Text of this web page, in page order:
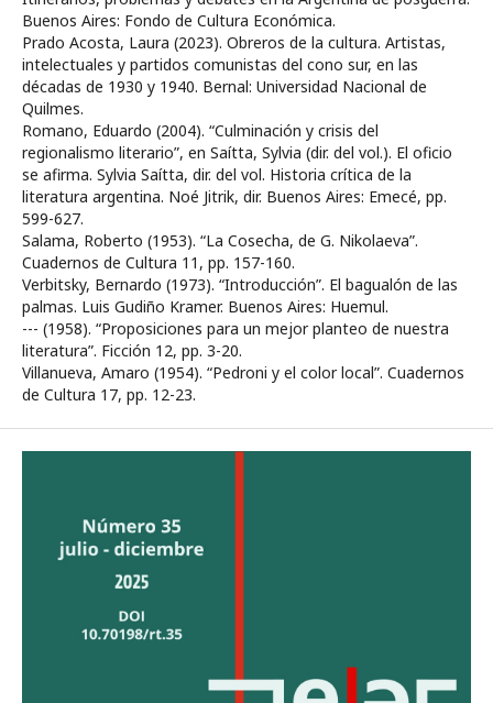
Buenos Aires: Fondo de Cultura Económica.
Prado Acosta, Laura (2023). Obreros de la cultura. Artistas,
intelectuales y partidos comunistas del cono sur, en las
décadas de 1930 y 1940. Bernal: Universidad Nacional de
Quilmes.
Romano, Eduardo (2004). “Culminación y crisis del
regionalismo literario”, en Saítta, Sylvia (dir. del vol.). El oficio
se afirma. Sylvia Saítta, dir. del vol. Historia crítica de la
literatura argentina. Noé Jitrik, dir. Buenos Aires: Emecé, pp.
599-627.
Salama, Roberto (1953). “La Cosecha, de G. Nikolaeva”.
Cuadernos de Cultura 11, pp. 157-160.
Verbitsky, Bernardo (1973). “Introducción”. El bagualón de las
palmas. Luis Gudiño Kramer. Buenos Aires: Huemul.
--- (1958). “Proposiciones para un mejor planteo de nuestra
literatura”. Ficción 12, pp. 3-20.
Villanueva, Amaro (1954). “Pedroni y el color local”. Cuadernos
de Cultura 17, pp. 12-23.